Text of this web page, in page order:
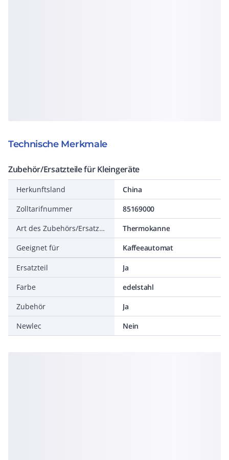
Technische Merkmale
Zubehör/Ersatzteile für Kleingeräte
Herkunftsland
China
Zolltarifnummer
85169000
Art des Zubehörs/Ersatzteils
Thermokanne
Geeignet für
Kaffeeautomat
Ersatzteil
Ja
Farbe
edelstahl
Zubehör
Ja
Newlec
Nein